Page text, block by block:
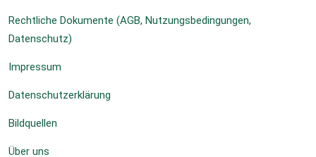
Rechtliche Dokumente (AGB, Nutzungsbedingungen,
Datenschutz)
Impressum
Datenschutzerklärung
Bildquellen
Über uns